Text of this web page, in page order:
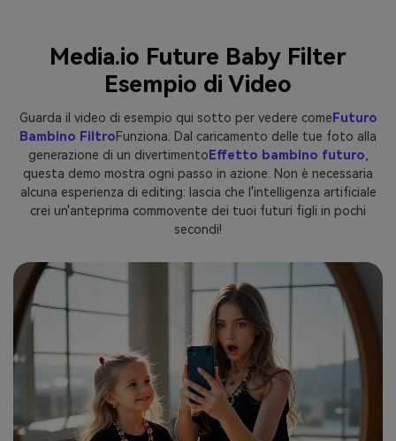
Media.io Future Baby Filter
Esempio di Video
Guarda il video di esempio qui sotto per vedere comeFuturo
Bambino FiltroFunziona. Dal caricamento delle tue foto alla
generazione di un divertimentoEffetto bambino futuro,
questa demo mostra ogni passo in azione. Non è necessaria
alcuna esperienza di editing: lascia che l'intelligenza artificiale
crei un'anteprima commovente dei tuoi futuri figli in pochi
secondi!